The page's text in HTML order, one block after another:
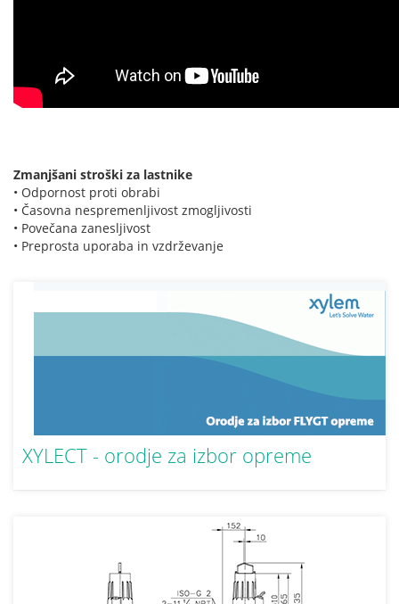
Zmanjšani stroški za lastnike
• Odpornost proti obrabi
• Časovna nespremenljivost zmogljivosti
• Povečana zanesljivost
• Preprosta uporaba in vzdrževanje
XYLECT - orodje za izbor opreme